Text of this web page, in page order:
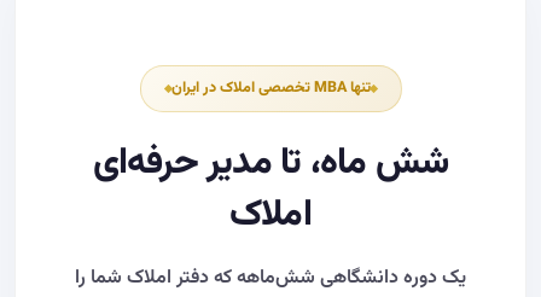
تنها MBA تخصصی املاک در ایران
شش ماه، تامدیر حرفه‌ای
املاک
یک دوره دانشگاهی شش‌ماهه که دفتر املاک شما را